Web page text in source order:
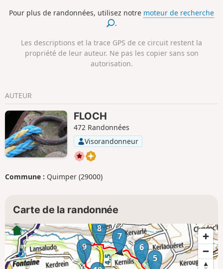
extrémis, de la maison d'une ancienne ferme et d'un lavoir
Pour plus de randonnées, utilisez notre moteur de recherche
.
Les descriptions et la trace GPS de ce circuit restent la
propriété de leur auteur. Ne pas les copier sans son
autorisation.
AUTEUR
FLOCH
472 Randonnées
Visorandonneur
Commune : Quimper (29000)
Carte de la randonnée
5
6
7
8
9